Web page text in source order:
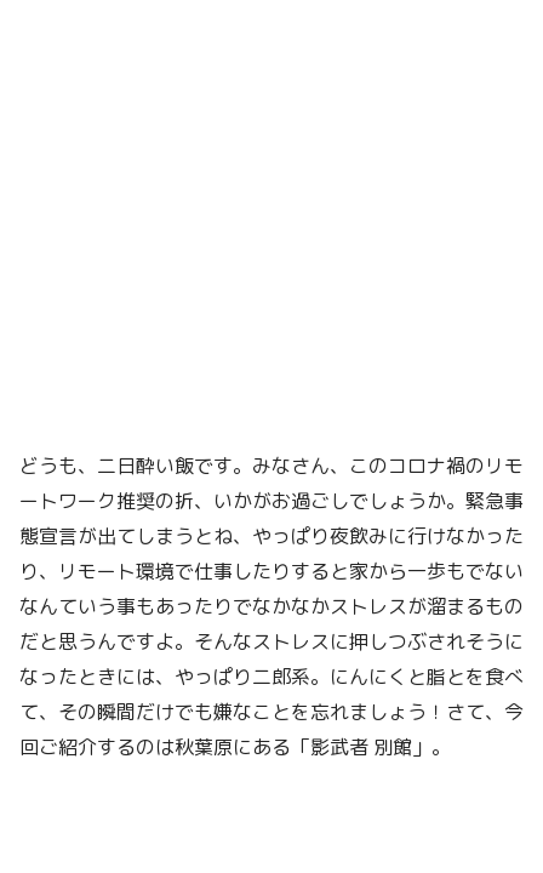
どうも、二日酔い飯です。みなさん、このコロナ禍のリモ
ートワーク推奨の折、いかがお過ごしでしょうか。緊急事
態宣言が出てしまうとね、やっぱり夜飲みに行けなかった
り、リモート環境で仕事したりすると家から一歩もでない
なんていう事もあったりでなかなかストレスが溜まるもの
だと思うんですよ。そんなストレスに押しつぶされそうに
なったときには、やっぱり二郎系。にんにくと脂とを食べ
て、その瞬間だけでも嫌なことを忘れましょう！さて、今
回ご紹介するのは秋葉原にある「影武者 別館」。